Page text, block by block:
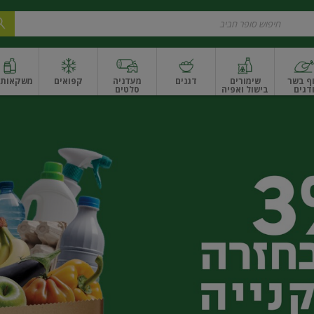
בשר
ודגים
שימורים
בישול ואפיה
דגנים מעדניה
סלטים
ונקניקים
קפואים משקאות
ואגוזיםפירות יבשים ארוזפירות יבשים בתפזורתפיצוחים, אגוזים